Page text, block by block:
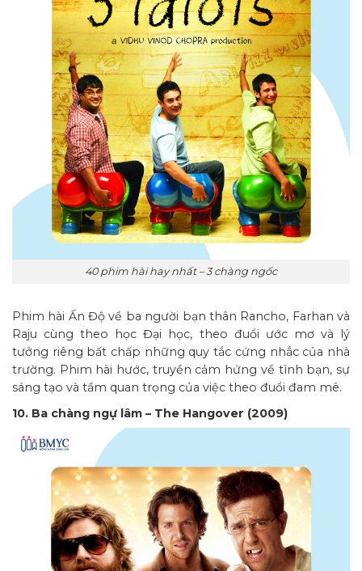
40 phim hài hay nhất – 3 chàng ngốc
Phim hài Ấn Độ về ba người bạn thân Rancho, Farhan và
Raju cùng theo học Đại học, theo đuổi ước mơ và lý
tưởng riêng bất chấp những quy tắc cứng nhắc của nhà
trường. Phim hài hước, truyền cảm hứng về tình bạn, sự
sáng tạo và tầm quan trọng của việc theo đuổi đam mê.
10. Ba chàng ngự lâm – The Hangover (2009)